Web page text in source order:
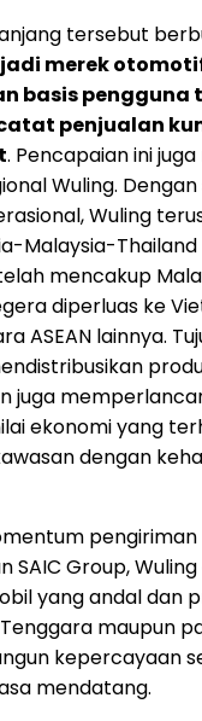
tersebut
merek
basis pengguna
penjualan
. Pencapaian ini
Wuling.
Wuling
Malaysia-
mencakup
diperluas ke
ASEAN lainnya.
juga
ekonomi yang
dengan
SAIC Group,
yang andal dan
maupun
kepercayaan
mendatang.